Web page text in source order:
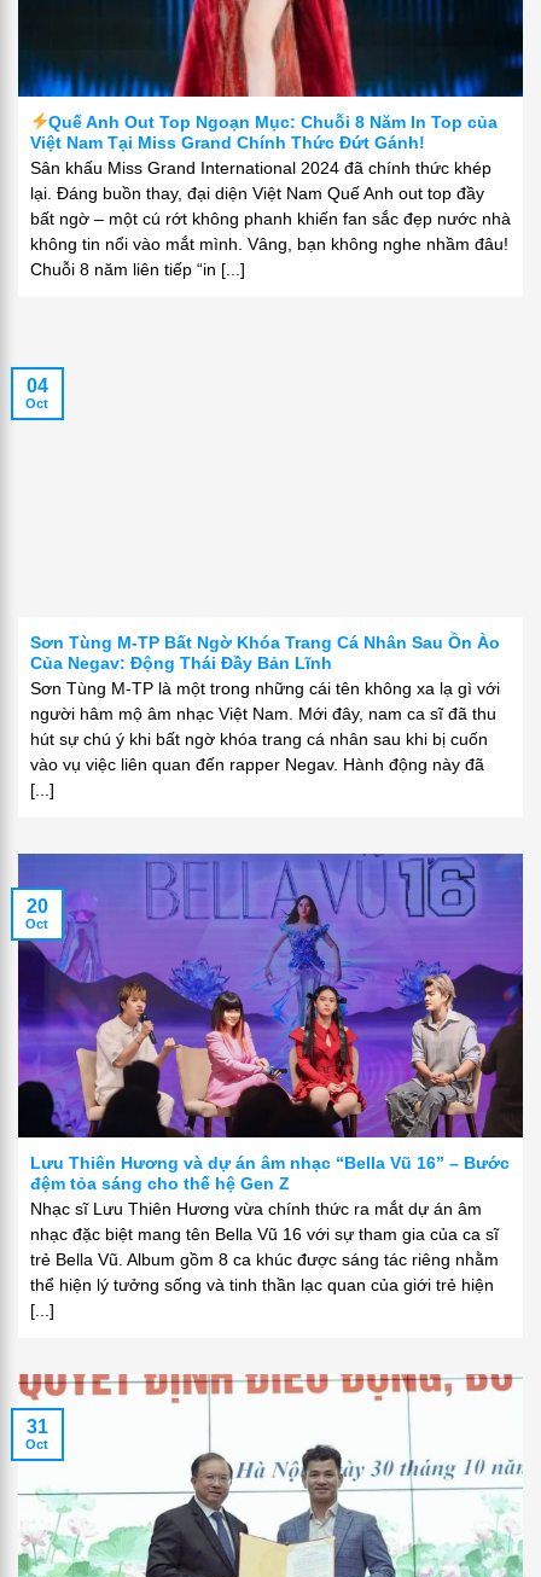
Quế Anh Out Top Ngoạn Mục: Chuỗi 8 Năm In Top của
Việt Nam Tại Miss Grand Chính Thức Đứt Gánh!
Sân khấu Miss Grand International 2024 đã chính thức khép
lại. Đáng buồn thay, đại diện Việt Nam Quế Anh out top đầy
bất ngờ – một cú rớt không phanh khiến fan sắc đẹp nước nhà
không tin nổi vào mắt mình. Vâng, bạn không nghe nhầm đâu!
Chuỗi 8 năm liên tiếp “in [...]
Sơn Tùng M-TP Bất Ngờ Khóa Trang Cá Nhân Sau Ồn Ào
Của Negav: Động Thái Đầy Bản Lĩnh
Sơn Tùng M-TP là một trong những cái tên không xa lạ gì với
người hâm mộ âm nhạc Việt Nam. Mới đây, nam ca sĩ đã thu
hút sự chú ý khi bất ngờ khóa trang cá nhân sau khi bị cuốn
vào vụ việc liên quan đến rapper Negav. Hành động này đã
[...]
04
Oct
Lưu Thiên Hương và dự án âm nhạc “Bella Vũ 16” – Bước
đệm tỏa sáng cho thế hệ Gen Z
Nhạc sĩ Lưu Thiên Hương vừa chính thức ra mắt dự án âm
nhạc đặc biệt mang tên Bella Vũ 16 với sự tham gia của ca sĩ
trẻ Bella Vũ. Album gồm 8 ca khúc được sáng tác riêng nhằm
thể hiện lý tưởng sống và tinh thần lạc quan của giới trẻ hiện
[...]
20
Oct
31
Oct